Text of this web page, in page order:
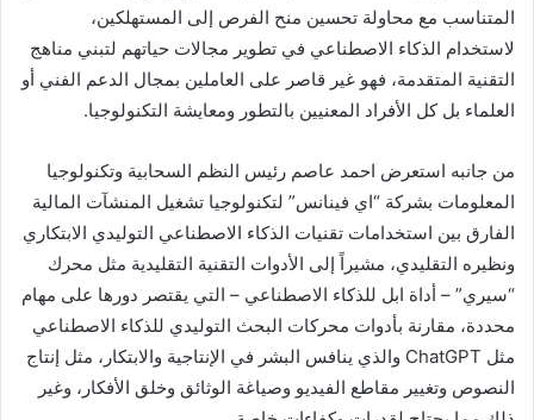
المتناسب مع محاولة تحسين منح الفرص إلى المستهلكين،
لاستخدام الذكاء الاصطناعي في تطوير مجالات حياتهم لتبني مناهج
التقنية المتقدمة، فهو غير قاصر على العاملين بمجال الدعم الفني أو
العلماء بل كل الأفراد المعنيين بالتطور ومعايشة التكنولوجيا.
من جانبه استعرض احمد عاصم رئيس النظم السحابية وتكنولوجيا
المعلومات بشركة “اي فينانس” لتكنولوجيا تشغيل المنشآت المالية
الفارق بين استخدامات تقنيات الذكاء الاصطناعي التوليدي الابتكاري
ونظيره التقليدي، مشيراً إلى الأدوات التقنية التقليدية مثل محرك
“سيري” – أداة ابل للذكاء الاصطناعي – التي يقتصر دورها على مهام
محددة، مقارنة بأدوات محركات البحث التوليدي للذكاء الاصطناعي
مثل ChatGPT والذي ينافس البشر في الإنتاجية والابتكار، مثل إنتاج
النصوص وتغيير مقاطع الفيديو وصياغة الوثائق وخلق الأفكار، وغير